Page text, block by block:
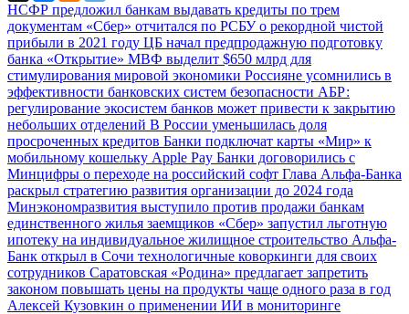
НСФР предложил банкам выдавать кредиты по трем
документам «Сбер» отчитался по РСБУ о рекордной чистой
прибыли в 2021 году ЦБ начал предпродажную подготовку
банка «Открытие» МВФ выделит $650 млрд для
стимулирования мировой экономики Россияне усомнились в
эффективности банковских систем безопасности АБР:
регулирование экосистем банков может привести к закрытию
небольших отделений В России уменьшилась доля
просроченных кредитов Банки подключат карты «Мир» к
мобильному кошельку Apple Pay Банки договорились с
Минцифры о переходе на российский софт Глава Альфа-Банка
раскрыл стратегию развития организации до 2024 года
Минэкономразвития выступило против продажи банкам
единственного жилья заемщиков «Сбер» запустил льготную
ипотеку на индивидуальное жилищное строительство Альфа-
Банк открыл в Сочи технологичные коворкинги для своих
сотрудников Саратовская «Родина» предлагает запретить
законом повышать цены на продукты чаще одного раза в год
Алексей Кузовкин о применении ИИ в мониторинге